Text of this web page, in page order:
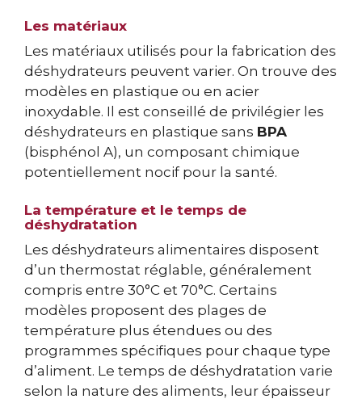
Les matériaux
Les matériaux utilisés pour la fabrication des
déshydrateurs peuvent varier. On trouve des
modèles en plastique ou en acier
inoxydable. Il est conseillé de privilégier les
déshydrateurs en plastique sans BPA
(bisphénol A), un composant chimique
potentiellement nocif pour la santé.
La température et le temps de
déshydratation
Les déshydrateurs alimentaires disposent
d’un thermostat réglable, généralement
compris entre 30°C et 70°C. Certains
modèles proposent des plages de
température plus étendues ou des
programmes spécifiques pour chaque type
d’aliment. Le temps de déshydratation varie
selon la nature des aliments, leur épaisseur